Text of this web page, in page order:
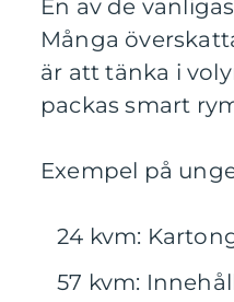
En av de
Många
är att tänka i
packas smart
Exempel på
24 kvm:
57 kvm: